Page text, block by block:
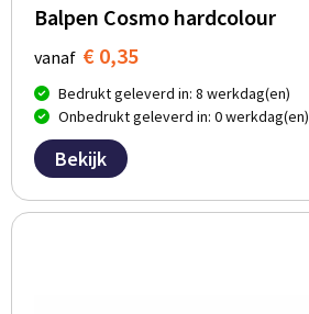
Balpen Cosmo hardcolour
vanaf € 0,35
Bedrukt geleverd in: 8 werkdag(en)
Onbedrukt geleverd in: 0 werkdag(en)
Bekijk